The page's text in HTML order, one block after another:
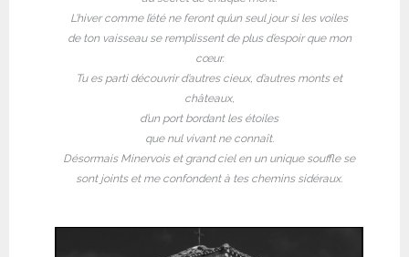
L’hiver comme l’été ne feront qu’un seul jour si les voiles
de ton vaisseau se remplissent de plus d’espoir que mon
cœur.
Tu es parti découvrir d’autres cieux, d’autres monts et
châteaux,
d’un port bordant les étoiles
que nul vivant ne connaît.
Désormais Minervois et grand ciel en un unique souffle se
sont joints et me confondent à tes chemins sidéraux.